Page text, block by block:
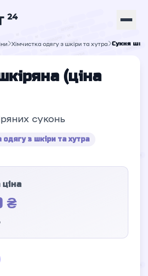
Хімчистка одягу з шкіри та хутра Сукня
(ціна
суконь
одягу з шкіри та хутра
₴